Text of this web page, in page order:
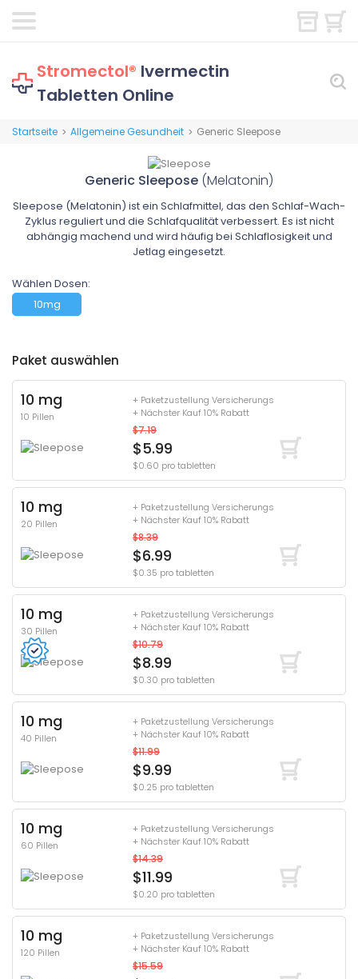
Stromectol® Ivermectin
Tabletten Online
Startseite > Allgemeine Gesundheit > Generic Sleepose
Generic Sleepose (Melatonin)
Sleepose (Melatonin) ist ein Schlafmittel, das den Schlaf-Wach-
Zyklus reguliert und die Schlafqualität verbessert. Es ist nicht
abhängig machend und wird häufig bei Schlaflosigkeit und
Jetlag eingesetzt.
Wählen Dosen:
10mg
Paket auswählen
10 mg
10 Pillen
+ Paketzustellung Versicherungs
+ Nächster Kauf 10% Rabatt
$7.19
$5.99
$0.60 pro tabletten
10 mg
20 Pillen
+ Paketzustellung Versicherungs
+ Nächster Kauf 10% Rabatt
$8.39
$6.99
$0.35 pro tabletten
10 mg
30 Pillen
+ Paketzustellung Versicherungs
+ Nächster Kauf 10% Rabatt
$10.79
$8.99
$0.30 pro tabletten
10 mg
40 Pillen
+ Paketzustellung Versicherungs
+ Nächster Kauf 10% Rabatt
$11.99
$9.99
$0.25 pro tabletten
10 mg
60 Pillen
+ Paketzustellung Versicherungs
+ Nächster Kauf 10% Rabatt
$14.39
$11.99
$0.20 pro tabletten
10 mg
120 Pillen
+ Paketzustellung Versicherungs
+ Nächster Kauf 10% Rabatt
$15.59